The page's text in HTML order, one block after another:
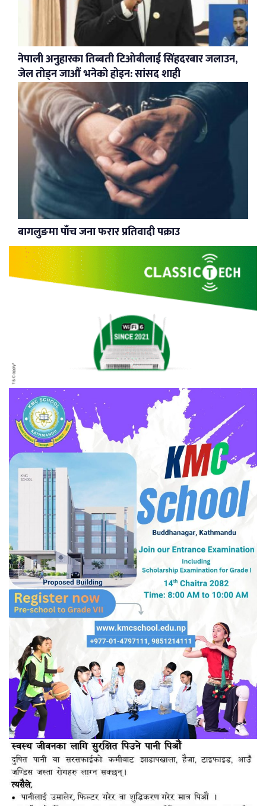
नेपाली अनुहारका तिब्बती टिओबीलाई सिंहदरबार जलाउन,
जेल तोड्न जाऔं भनेको होइन: सांसद शाही
बागलुङमा पाँच जना फरार प्रतिवादी पक्राउ